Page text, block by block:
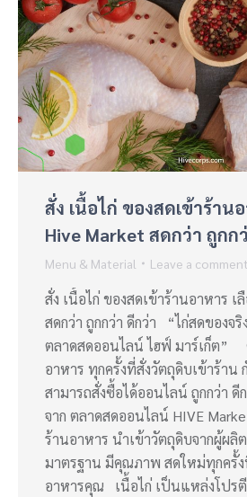
สั่ง เนื้อไก่ ของสดเข้าร้าน
Hive Market สดกว่า ถูกก
Menu & Material Leave a comment
สั่ง เนื้อไก่ ของสดเข้าร้านอาหาร เ
สดกว่า ถูกกว่า ดีกว่า “ไก่สดของจริ
ตลาดสดออนไลน์ ไฮฟ์ มาร์เก็ต”
อาหาร ทุกครั้งที่สั่งวัตถุดิบเข้าร้าน
สามารถสั่งซื้อได้ออนไลน์ ถูกกว่า ดี
จาก ตลาดสดออนไลน์ HIVE
ร้านอาหาร นำเข้าวัตถุดิบจากผู้ผลิ
มาตรฐาน มีคุณภาพ สดใหม่ทุกครั้ง
อาหารคุณ เนื้อไก่ เป็นแหล่งโป